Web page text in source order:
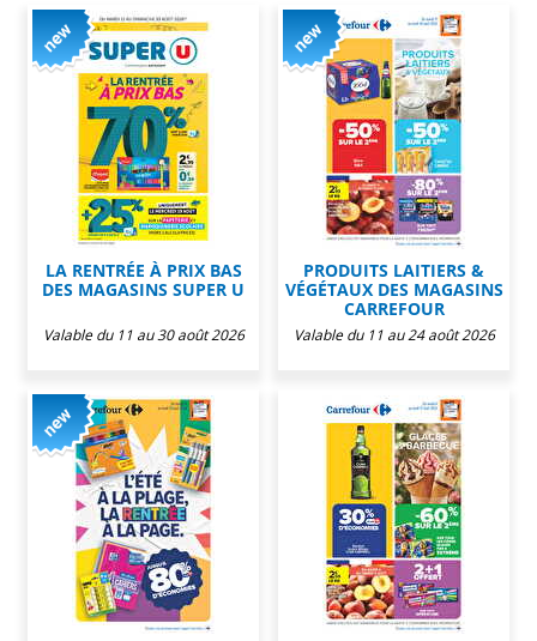
LA RENTRÉE À PRIX BAS
DES MAGASINS SUPER U
Valable du 11 au 30 août 2026
PRODUITS LAITIERS &
VÉGÉTAUX DES MAGASINS
CARREFOUR
Valable du 11 au 24 août 2026